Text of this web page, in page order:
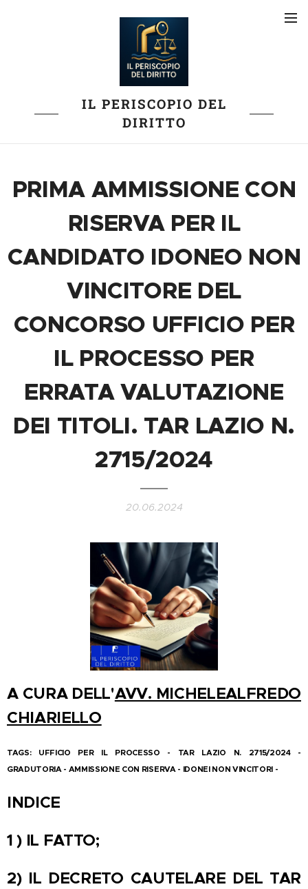
IL PERISCOPIO DEL
DIRITTO
PRIMA AMMISSIONE CON
RISERVA PER IL
CANDIDATO IDONEO NON
VINCITORE DEL
CONCORSO UFFICIO PER
IL PROCESSO PER
ERRATA VALUTAZIONE
DEI TITOLI. TAR LAZIO N.
2715/2024
20.06.2024
A CURA DELL'AVV. MICHELEALFREDO
CHIARIELLO
TAGS: UFFICIO PER IL PROCESSO - TAR LAZIO N. 2715/2024 -
GRADUTORIA - AMMISSIONE CON RISERVA - IDONEI NON VINCITORI -
INDICE
1 ) IL FATTO;
2) IL DECRETO CAUTELARE DEL TAR